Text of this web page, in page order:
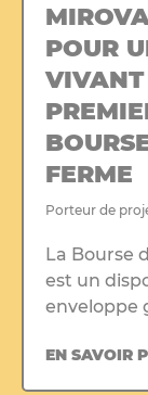
POUR
VIVANT
FERME
Porteur de
La Bourse
est un
enveloppe
EN SAVOIR